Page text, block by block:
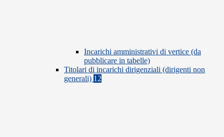
Incarichi amministrativi di vertice (da
pubblicare in tabelle)
Titolari di incarichi dirigenziali (dirigenti non
generali) 12